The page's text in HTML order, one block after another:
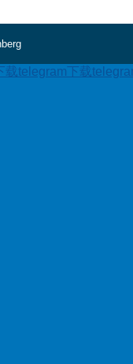
载telegram下载